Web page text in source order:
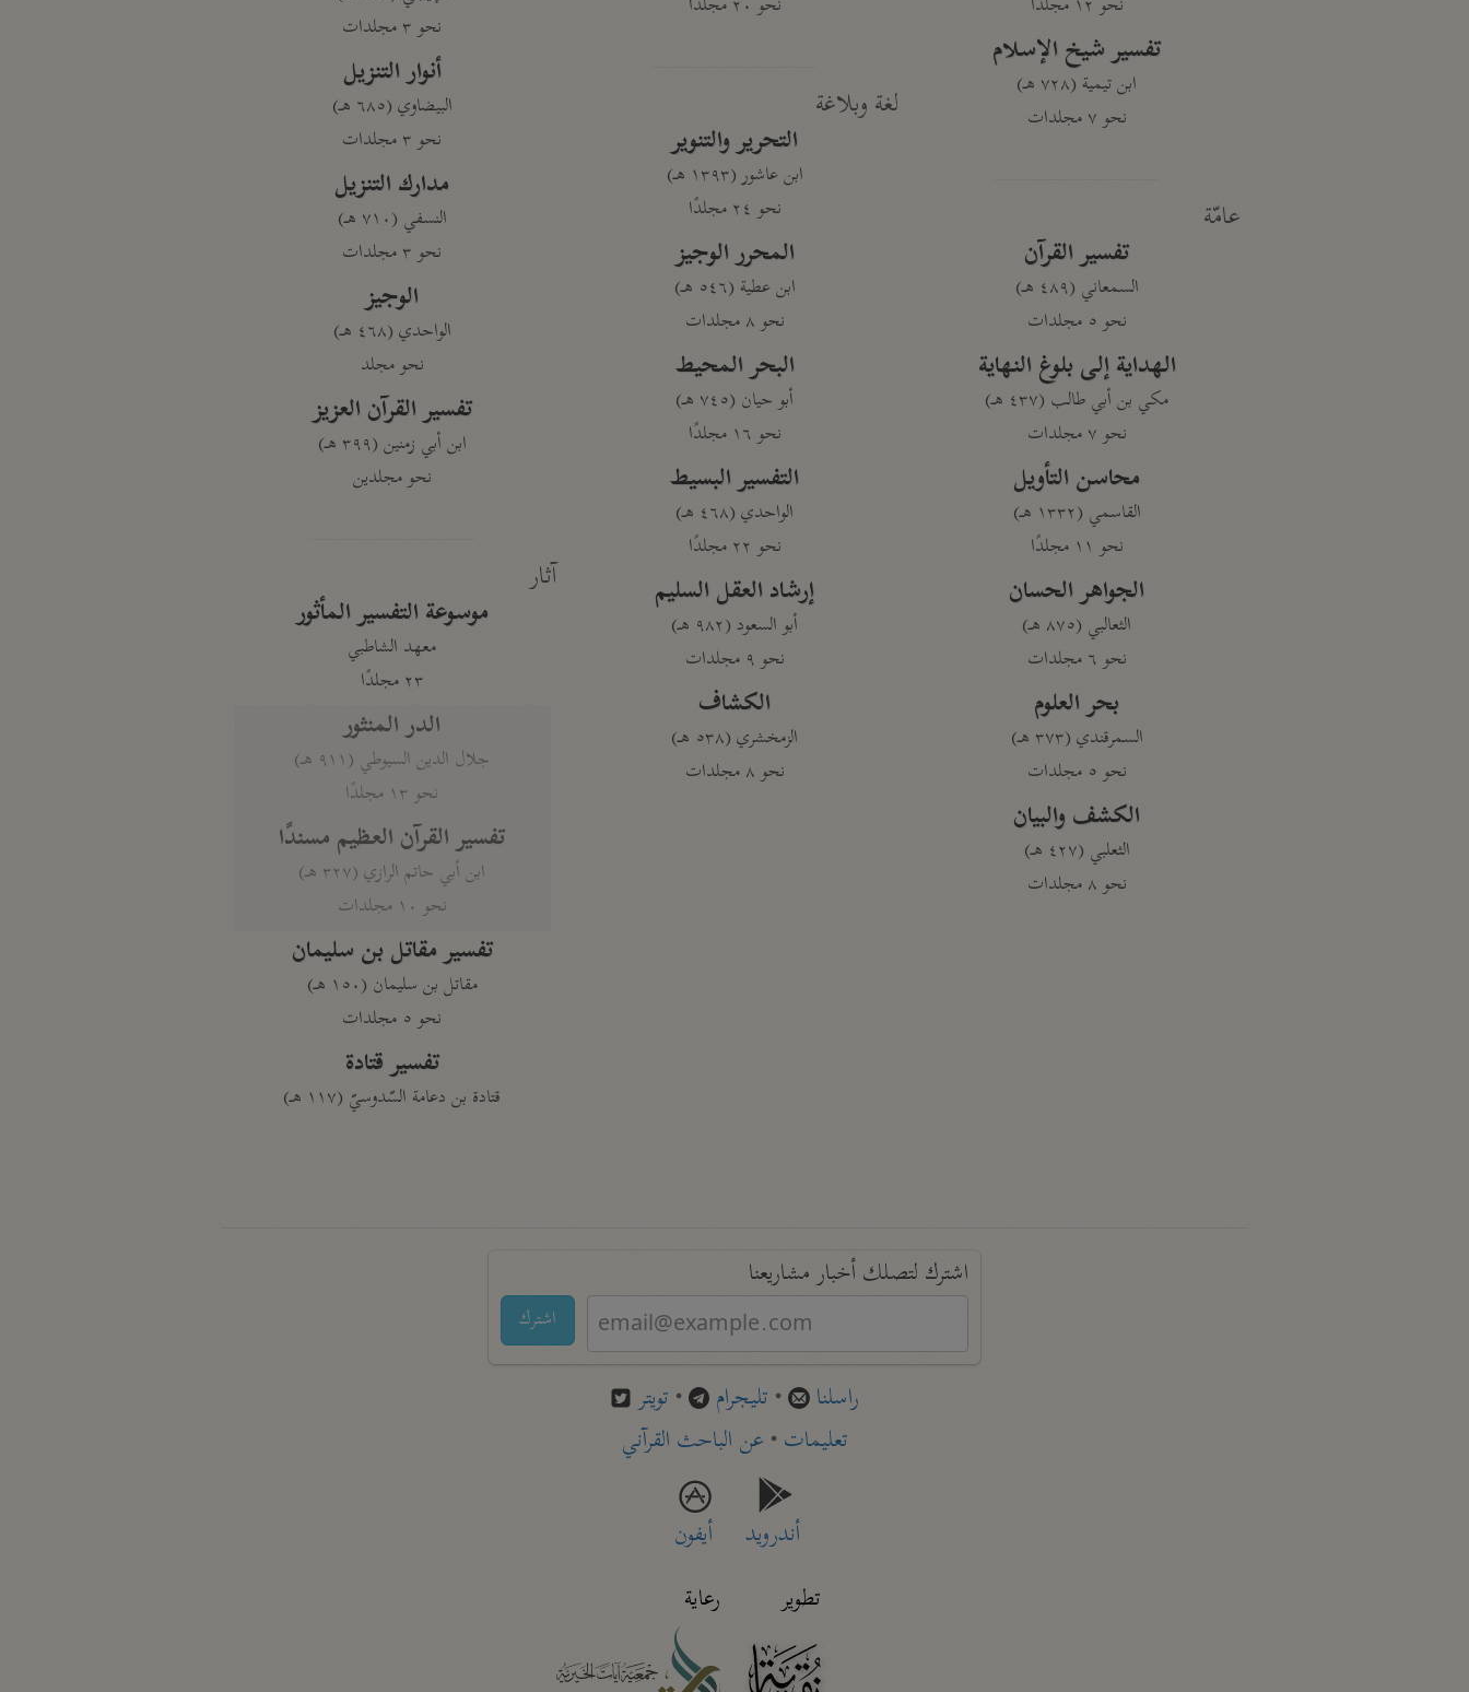
تفسير شيخ الإسلام
ابن تيمية (٧٢٨ هـ)
نحو ٧ مجلدات
عامّة
تفسير القرآن
السمعاني (٤٨٩ هـ)
نحو ٥ مجلدات
الهداية إلى بلوغ النهاية
مكي بن أبي طالب (٤٣٧ هـ)
نحو ٧ مجلدات
محاسن التأويل
القاسمي (١٣٣٢ هـ)
نحو ١١ مجلدًا
الجواهر الحسان
الثعالبي (٨٧٥ هـ)
نحو ٦ مجلدات
بحر العلوم
السمرقندي (٣٧٣ هـ)
نحو ٥ مجلدات
الكشف والبيان
الثعلبي (٤٢٧ هـ)
نحو ٨ مجلدات
لغة وبلاغة
التحرير والتنوير
ابن عاشور (١٣٩٣ هـ)
نحو ٢٤ مجلدًا
المحرر الوجيز
ابن عطية (٥٤٦ هـ)
نحو ٨ مجلدات
البحر المحيط
أبو حيان (٧٤٥ هـ)
نحو ١٦ مجلدًا
التفسير البسيط
الواحدي (٤٦٨ هـ)
نحو ٢٢ مجلدًا
إرشاد العقل السليم
أبو السعود (٩٨٢ هـ)
نحو ٩ مجلدات
الكشاف
الزمخشري (٥٣٨ هـ)
نحو ٨ مجلدات
نحو ٣ مجلدات
أنوار التنزيل
البيضاوي (٦٨٥ هـ)
نحو ٣ مجلدات
مدارك التنزيل
النسفي (٧١٠ هـ)
نحو ٣ مجلدات
الوجيز
الواحدي (٤٦٨ هـ)
نحو مجلد
تفسير القرآن العزيز
ابن أبي زمنين (٣٩٩ هـ)
نحو مجلدين
آثار
موسوعة التفسير المأثور
معهد الشاطبي
٢٣ مجلدًا
الدر المنثور
جلال الدين السيوطي (٩١١ هـ)
نحو ١٣ مجلدًا
تفسير القرآن العظيم مسندًا
ابن أبي حاتم الرازي (٣٢٧ هـ)
نحو ١٠ مجلدات
تفسير مقاتل بن سليمان
مقاتل بن سليمان (١٥٠ هـ)
نحو ٥ مجلدات
تفسير قتادة
قتادة بن دعامة السّدوسيّ (١١٧ هـ)
اشترك لتصلك أخبار مشاريعنا
اشترك
راسلنا • تليجرام • تويتر
تعليمات• عن الباحث القرآني
أندرويد
أيفون
تطوير
رعاية